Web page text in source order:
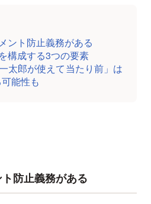
ント防止義務がある
構成する3つの要素
太郎が使えて当たり前」は
能性も
防止義務がある